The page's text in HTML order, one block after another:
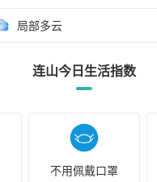
局部多云
连山今日生活指数
不用佩戴口罩